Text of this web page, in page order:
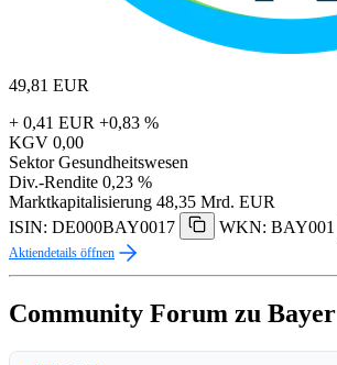
49,81 EUR
+ 0,41 EUR +0,83 %
KGV 0,00
Sektor Gesundheitswesen
Div.-Rendite 0,23 %
Marktkapitalisierung 48,35 Mrd. EUR
ISIN: DE000BAY0017
WKN: BAY001
Aktiendetails öffnen
Community Forum zu Bayer